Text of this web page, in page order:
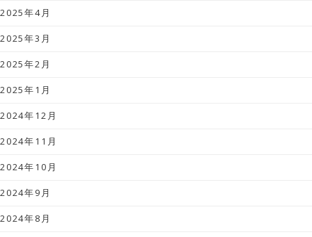
2025年4月
2025年3月
2025年2月
2025年1月
2024年12月
2024年11月
2024年10月
2024年9月
2024年8月